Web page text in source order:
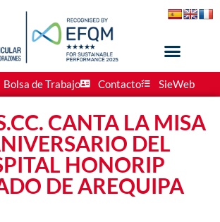
Bolsa de Trabajo Contacto SieWeb
CANTA LA MISA
DEL
HONORIP
DE AREQUIPA